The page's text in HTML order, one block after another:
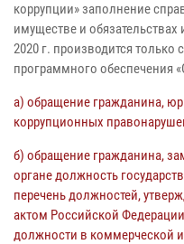
коррупции» заполнение
имуществе и
2020 г. производится
программного обеспечения
а) обращение гражданина,
коррупционных
б) обращение гражданина,
органе должность
перечень должностей,
актом Российской
должности в коммерческой